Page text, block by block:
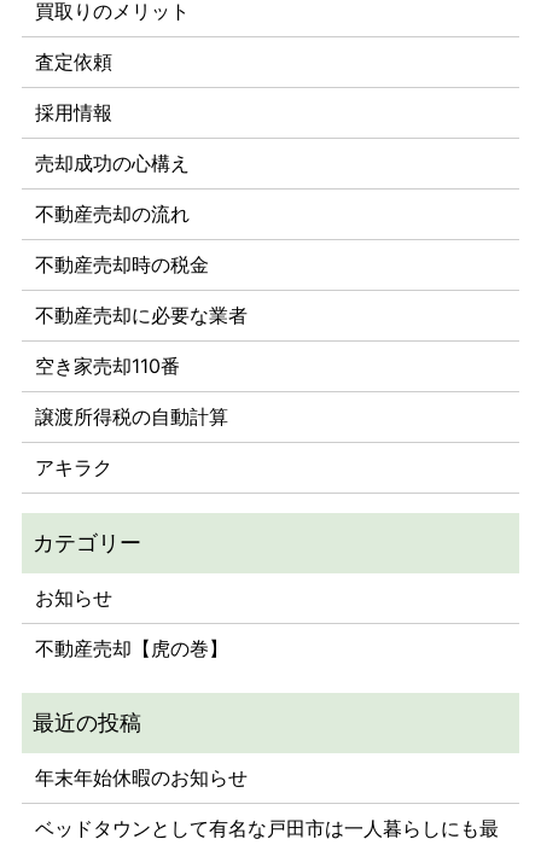
買取りのメリット
査定依頼
採用情報
売却成功の心構え
不動産売却の流れ
不動産売却時の税金
不動産売却に必要な業者
空き家売却110番
譲渡所得税の自動計算
アキラク
お知らせ
不動産売却【虎の巻】
年末年始休暇のお知らせ
ベッドタウンとして有名な戸田市は一人暮らしにも最